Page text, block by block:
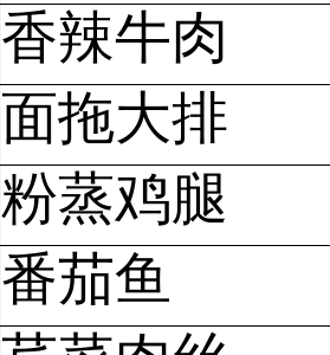
香辣牛肉
面拖大排
粉蒸鸡腿
番茄鱼